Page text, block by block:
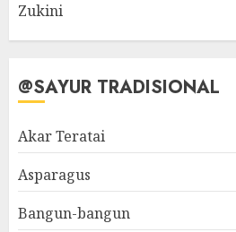
Zukini
@SAYUR TRADISIONAL
Akar Teratai
Asparagus
Bangun-bangun